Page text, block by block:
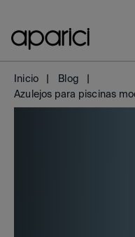
Inicio
Blog
Azulejos para piscinas